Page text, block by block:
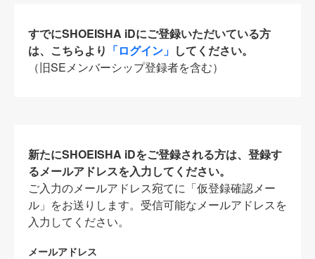
すでにSHOEISHA iDにご登録いただいている方
は、こちらより 「ログイン」 してください。
（旧SEメンバーシップ登録者を含む）
新たにSHOEISHA iDをご登録される方は、登録す
るメールアドレスを入力してください。
ご入力のメールアドレス宛てに「仮登録確認メー
ル」をお送りします。受信可能なメールアドレスを
入力してください。
メールアドレス